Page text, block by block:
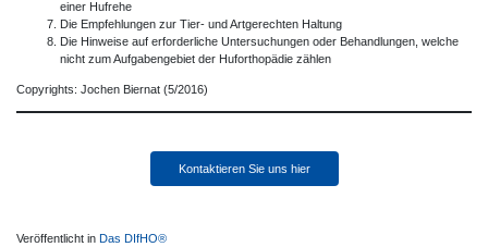
einer Hufrehe
Die Empfehlungen zur Tier- und Artgerechten Haltung
Die Hinweise auf erforderliche Untersuchungen oder Behandlungen, welche
nicht zum Aufgabengebiet der Huforthopädie zählen
Copyrights: Jochen Biernat (5/2016)
Kontaktieren Sie uns hier
Veröffentlicht in Das DIfHO®